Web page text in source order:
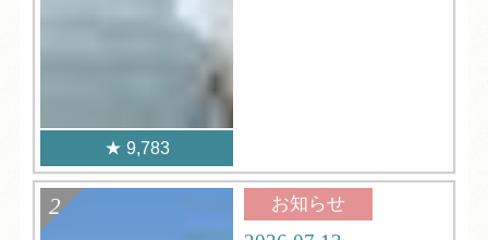
9,783
お知らせ